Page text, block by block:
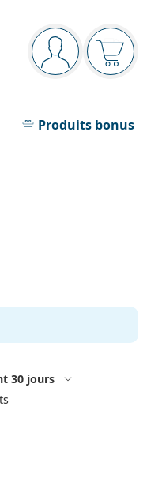
Barre de navigation
Vous êtesVotre
Produits bonus
30 jours